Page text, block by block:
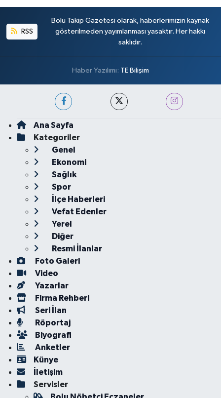
RSS
Bolu Takip Gazetesi olarak, haberlerimizin kaynak
gösterilmeden yayımlanması yasaktır. Her hakkı
saklıdır.
Haber Yazılımı: TE Bilişim
Ana Sayfa
Kategoriler
Genel
Ekonomi
Sağlık
Spor
İlçe Haberleri
Vefat Edenler
Yerel
Diğer
Resmi İlanlar
Foto Galeri
Video
Yazarlar
Firma Rehberi
Seri İlan
Röportaj
Biyografi
Anketler
Künye
İletişim
Servisler